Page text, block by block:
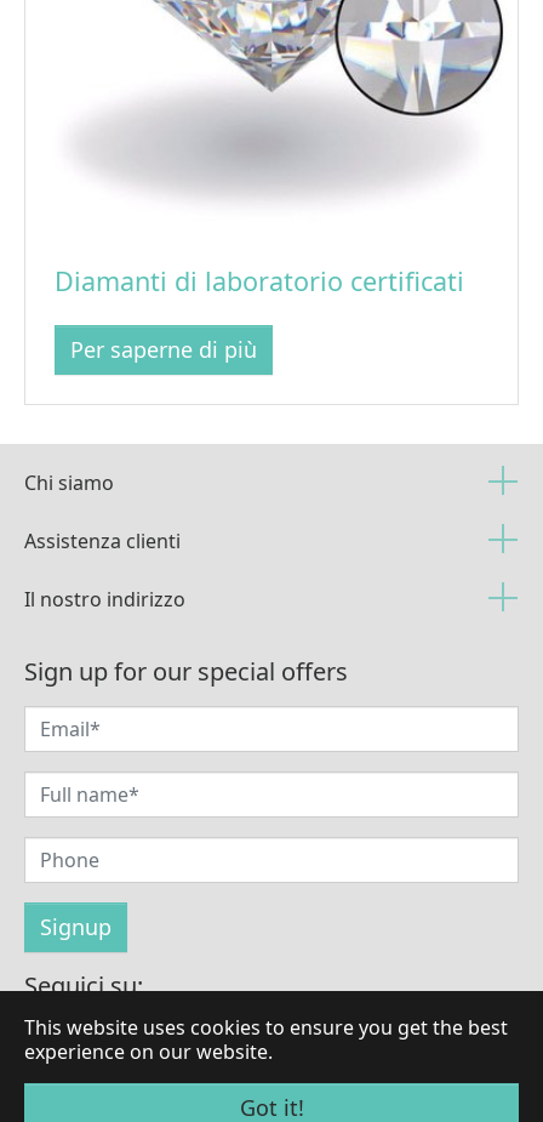
This website uses cookies to ensure you get the best
experience on our website.
Got it!
Diamanti di laboratorio certificati
Per saperne di più
Chi siamo
Assistenza clienti
Il nostro indirizzo
Sign up for our special offers
Seguici su:
© Copyright 2026 di LaBrilliante